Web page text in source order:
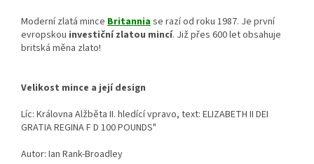
Moderní zlatá mince Britanniase razí od roku 1987. Je první
evropskou investiční zlatou mincí. Již přes 600 let obsahuje
britská měna zlato!
Velikost mince a její design
Líc: Královna Alžběta II. hledící vpravo, text: ELIZABETH II DEI
GRATIA REGINA F D 100 POUNDS"
Autor: Ian Rank-Broadley